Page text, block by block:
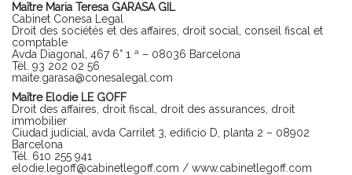
Maître Maria Teresa GARASA GIL
Cabinet Conesa Legal
Droit des sociétés et des affaires, droit social, conseil fiscal et
comptable
Avda Diagonal, 467 6° 1 ª – 08036 Barcelona
Tél. 93 202 02 56
maite.garasa@conesalegal.com
Maître Elodie LE GOFF
Droit des affaires, droit fiscal, droit des assurances, droit
immobilier
Ciudad judicial, avda Carrilet 3, edificio D, planta 2 – 08902
Barcelona
Tél. 610 255 941
elodie.legoff@cabinetlegoff.com / www.cabinetlegoff.com